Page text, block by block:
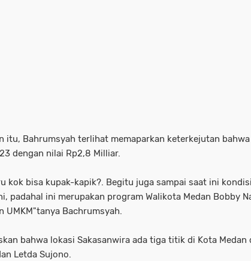
itu, Bahrumsyah terlihat memaparkan keterkejutan
dengan nilai Rp2,8 Milliar.
kok bisa kupak-kapik?. Begitu juga sampai saat ini
padahal ini merupakan program Walikota Medan Bobby
UMKM"tanya Bachrumsyah.
bahwa lokasi Sakasanwira ada tiga titik di Kota Medan
Letda Sujono.